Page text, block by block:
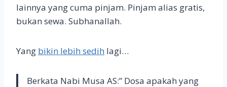
lainnya yang cuma pinjam. Pinjam alias gratis,
bukan sewa. Subhanallah.
Yang bikin lebih sedih lagi…
Berkata Nabi Musa AS:” Dosa apakah yang